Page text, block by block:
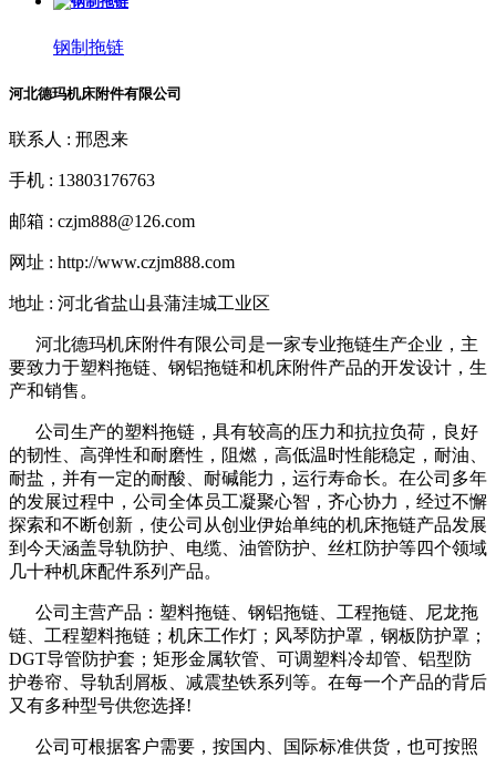
钢制拖链
河北德玛机床附件有限公司
联系人 : 邢恩来
手机 : 13803176763
邮箱 : czjm888@126.com
网址 : http://www.czjm888.com
地址 : 河北省盐山县蒲洼城工业区
河北德玛机床附件有限公司是一家专业拖链生产企业，主
要致力于塑料拖链、钢铝拖链和机床附件产品的开发设计，生
产和销售。
公司生产的塑料拖链，具有较高的压力和抗拉负荷，良好
的韧性、高弹性和耐磨性，阻燃，高低温时性能稳定，耐油、
耐盐，并有一定的耐酸、耐碱能力，运行寿命长。在公司多年
的发展过程中，公司全体员工凝聚心智，齐心协力，经过不懈
探索和不断创新，使公司从创业伊始单纯的机床拖链产品发展
到今天涵盖导轨防护、电缆、油管防护、丝杠防护等四个领域
几十种机床配件系列产品。
公司主营产品：塑料拖链、钢铝拖链、工程拖链、尼龙拖
链、工程塑料拖链；机床工作灯；风琴防护罩，钢板防护罩；
DGT导管防护套；矩形金属软管、可调塑料冷却管、铝型防
护卷帘、导轨刮屑板、减震垫铁系列等。在每一个产品的背后
又有多种型号供您选择!
公司可根据客户需要，按国内、国际标准供货，也可按照